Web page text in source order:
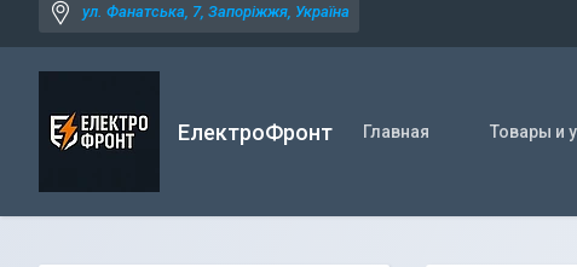
ул. Фанатська, 7, Запоріжжя, Україна
ЕлектроФронт Главная Товары и